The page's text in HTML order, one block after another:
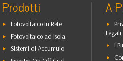
Prodotti
Fotovoltaico In Rete
Fotovoltaico ad Isola
Sistemi di Accumulo
A
Legali
I